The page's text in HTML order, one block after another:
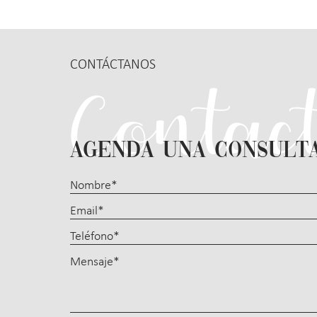
CONTÁCTANOS
AGENDA UNA